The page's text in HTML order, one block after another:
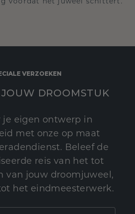
VERZOEKEN
DROOMSTUK
je eigen ontwerp in
met onze op maat
Beleef de
reis van het tot
van jouw droomjuweel,
het eindmeesterwerk.